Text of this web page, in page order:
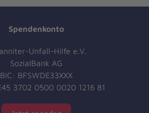
Spendenkonto
Unfall-Hilfe e.V.
SozialBank AG
BIC: BFSWDE33XXX
3702 0500 0020 1216 81